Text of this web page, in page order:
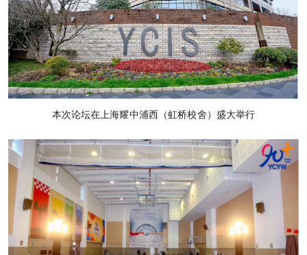
本次论坛在上海耀中浦西（虹桥校舍）盛大举行